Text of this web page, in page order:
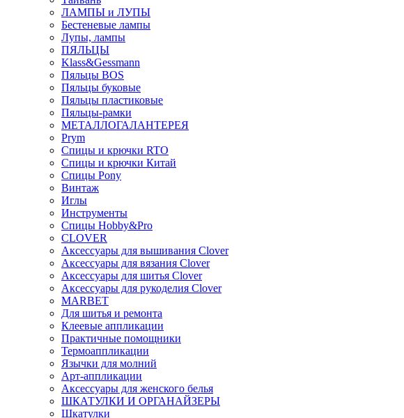
ЛАМПЫ и ЛУПЫ
Бестеневые лампы
Лупы, лампы
ПЯЛЬЦЫ
Klass&Gessmann
Пяльцы BOS
Пяльцы буковые
Пяльцы пластиковые
Пяльцы-рамки
МЕТАЛЛОГАЛАНТЕРЕЯ
Prym
Спицы и крючки RTO
Спицы и крючки Китай
Спицы Pony
Винтаж
Иглы
Инструменты
Спицы Hobby&Pro
CLOVER
Аксессуары для вышивания Clover
Аксессуары для вязания Clover
Аксессуары для шитья Clover
Аксессуары для рукоделия Clover
MARBET
Для шитья и ремонта
Клеевые аппликации
Практичные помощники
Термоаппликации
Язычки для молний
Арт-аппликации
Аксессуары для женского белья
ШКАТУЛКИ И ОРГАНАЙЗЕРЫ
Шкатулки